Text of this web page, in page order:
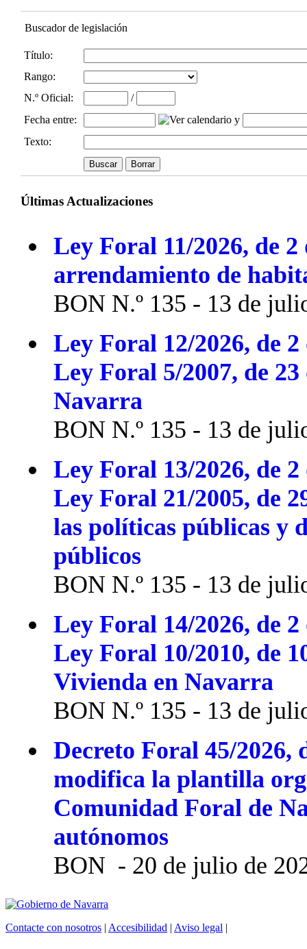
Buscador de legislación
Título:
Rango:
N.º Oficial:
/
Fecha entre:
y
Texto:
Últimas Actualizaciones
Ley Foral 11/2026, de
arrendamiento de
BON N.º 135 - 13 de
Ley Foral 12/2026, de
Ley Foral 5/2007, de
Navarra
BON N.º 135 - 13 de
Ley Foral 13/2026, de
Ley Foral 21/2005, de
las políticas públicas y
públicos
BON N.º 135 - 13 de
Ley Foral 14/2026, de
Ley Foral 10/2010, de
Vivienda en Navarra
BON N.º 135 - 13 de
Decreto Foral 45/2026,
modifica la plantilla
Comunidad Foral de
autónomos
BON - 20 de julio de
Contacte con nosotros | Accesibilidad | Aviso legal |